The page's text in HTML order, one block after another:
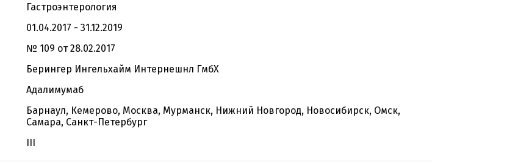
Гастроэнтерология
01.04.2017 - 31.12.2019
№ 109 от 28.02.2017
Берингер Ингельхайм Интернешнл ГмбХ
Адалимумаб
Барнаул, Кемерово, Москва, Мурманск, Нижний Новгород, Новосибирск, Омск,
Самара, Санкт-Петербург
III